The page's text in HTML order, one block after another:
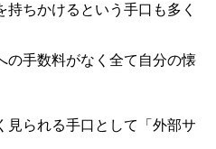
持ちかけるという手口も多く
の手数料がなく全て自分の懐
見られる手口として「外部サ